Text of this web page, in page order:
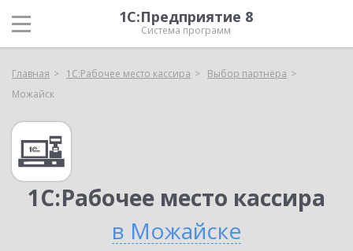
1С:Предприятие 8
Система программ
Главная 1С:Рабочее место кассира
Выбор партнёра
Можайск
1С:Рабочее место кассира
в Можайске